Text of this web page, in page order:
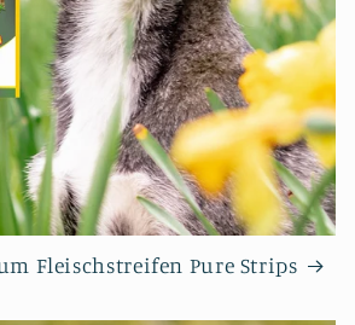
Fleischstreifen Pure Strips